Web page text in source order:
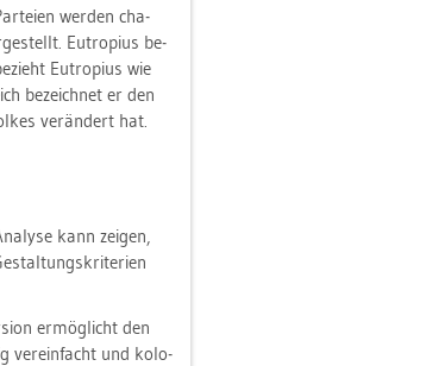
wer­den cha­
Eu­tro­pi­us be­
Eu­tro­pi­us wie
be­zeich­net er den
ver­än­dert hat.
kann zei­gen,
er­mög­licht den
ver­ein­facht und ko­lo­